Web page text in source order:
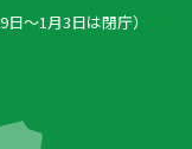
〜1月3日は閉庁）